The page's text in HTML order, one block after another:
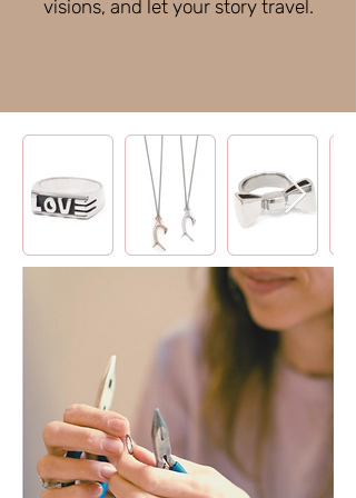
visions, and let your story travel.